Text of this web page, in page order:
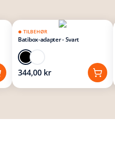
TILBEHØR
Batibox-adapter - Svart
344,00 kr